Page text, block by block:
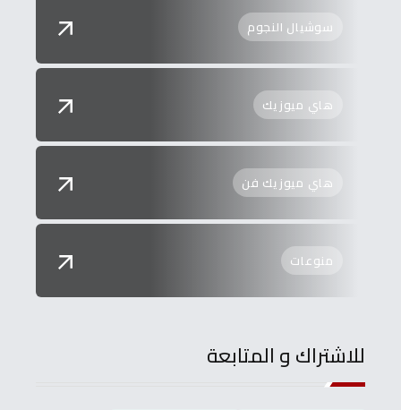
سوشيال النجوم
هاي ميوزيك
هاي ميوزيك فن
منوعات
للاشتراك و المتابعة